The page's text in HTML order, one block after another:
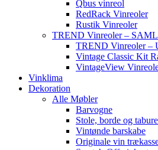
Qbus vinreol
RedRack Vinreoler
Rustik Vinreoler
TREND Vinreoler –
TREND Vinreoler –
Vintage Classic Kit
VintageView
Vinklima
Dekoration
Alle Møbler
Barvogne
Stole, borde og
Vintønde barskabe
Originale vin